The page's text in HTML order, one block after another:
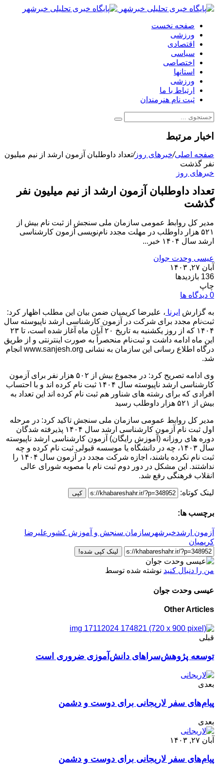
صفحه نخست
ورزشی
اقتصادی
سیاسی
اختصاصی
استانها
ورزشی
ارتباط با ما
ثبت نام هنرمندان
اخبار مرتبط
صفحه اصلی/خبرهای روز/تعداد داوطلبان آزمون ارشد از نیم میلیون
نفر گذشت
خبرهای روز
تعداد داوطلبان آزمون ارشد از نیم میلیون نفر
گذشت
مدیر کل روابط عمومی سازمان ملی سنجش از ثبت نام بیش از
۵۲۱ هزار داوطلب در مهلت مجدد نام‌نویسی آزمون کارشناسی
ارشد سال ۱۴۰۴ خبر...
عیسی وحدت جوان
آبان ۲۷, ۱۴۰۳
136 بازدیدها
چاپ
0 دیدگاه ها
به گزارش ایرنا ، علیرضا کریمیان ضمن بیان این مطلب اظهار کرد:
ثبت‌نام مجدد برای شرکت در آزمون کارشناسی‌ ارشد ناپیوسته سال
۱۴۰۴ که از روز یکشنبه به تاریخ ۲۰ آبان ماه آغاز شده است، تا ۲۳
این ماه ادامه داشت و ثبت‌نام منحصراً به صورت اینترنتی و از طریق
درگاه اطلاع رسانی این سازمان به نشانی www.sanjesh.org انجام
شد.
وی ادامه تصریح کرد: در مجموع بیش از ۵۰۲ هزار نفر برای آزمون
کارشناسی ارشد ناپیوسته سال ۱۴۰۴ ثبت نام کرده اند و با احتساب
افرادی که برای رشته های شناور هم ثبت نام کرده اند این تعداد به
بیش از ۵۲۱ هزار داوطلب رسید
مدیر کل روابط عمومی سازمان ملی سنجش تاکید کرد: در مرحله
اول ثبت نام آزمون کارشناسی ارشد سال ۱۴۰۴ پذیرفته شدگان
دوره های روزانه (آموزش رایگان) آزمون کارشناسی ارشد ناپیوسته
سال ۱۴۰۳، چه در دانشگاه یا موسسه قبولی ثبت نام کرده و چه
ثبت نام نکرده باشند، اجازه شرکت مجدد در آزمون سال ۱۴۰۴ را
نداشتند. این مشکل در دور دوم ثبت نام با مصوبه شورای عالی
انقلاب فرهنگی رفع شد.
لینک کوتاه: کپی
برچسب ها:
آزمون ارشدخبرشهر سازمان سنجش و آموزش کشور علیرضا
کریمیان
لینک کپی شده!
من را دنبال کنید نوشته شده توسط
عیسی وحدت جوان
Other Articles
قبلی
توسعه پژوهش‌سراهای دانش‌آموزی ضروری است
بعدی
پیام‌های سفر لاریجانی برای دوست و دشمن
بعدی
آبان ۲۷, ۱۴۰۳
پیام‌های سفر لاریجانی برای دوست و دشمن